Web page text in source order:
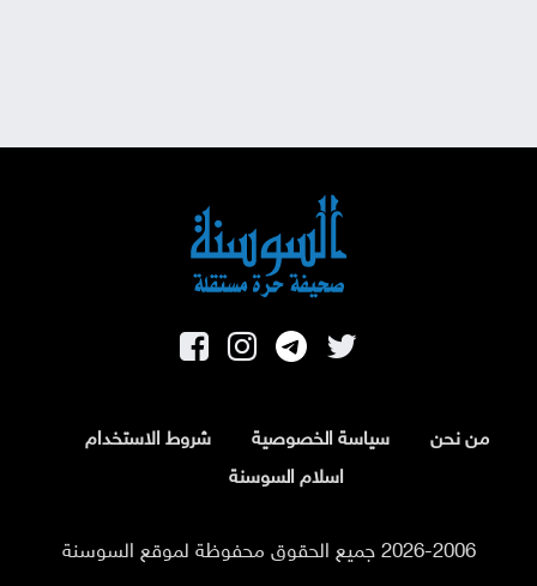
من نحن سياسة الخصوصية
شروط الاستخدام
اسلام السوسنة
2026-2006 جميع الحقوق محفوظة لموقع السوسنة